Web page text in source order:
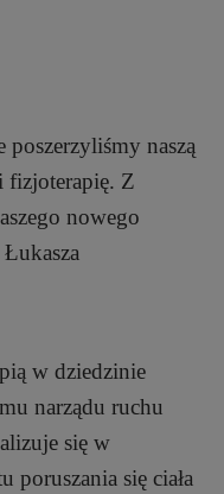
poszerzyliśmy naszą
fizjoterapię. Z
nowego
w dziedzinie
narządu ruchu
się w
poruszania się ciała